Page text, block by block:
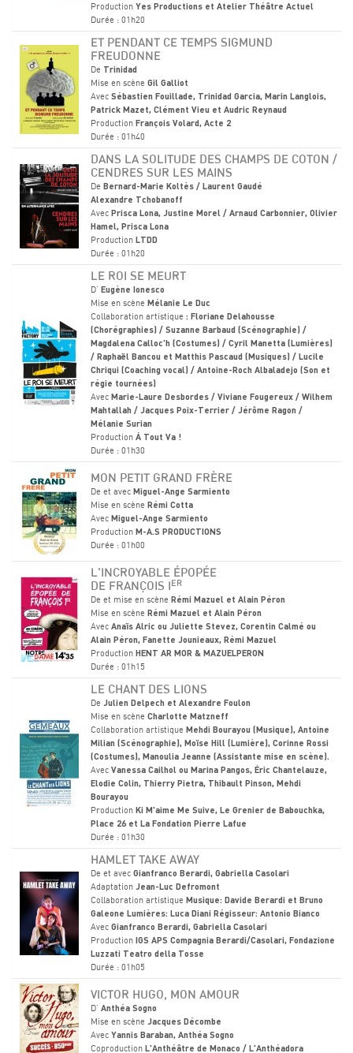
Production Yes Productions et Atelier Théâtre Actuel
Durée : 01h20
ET PENDANT CE TEMPS SIGMUND
FREUDONNE
De Trinidad
Mise en scène Gil Galliot
Avec Sébastien Fouillade, Trinidad Garcia, Marin Langlois,
Patrick Mazet, Clément Vieu et Audric Reynaud
Production François Volard, Acte 2
Durée : 01h40
DANS LA SOLITUDE DES CHAMPS DE COTON /
CENDRES SUR LES MAINS
De Bernard-Marie Koltès / Laurent Gaudé
Alexandre Tchobanoff
Avec Prisca Lona, Justine Morel / Arnaud Carbonnier, Olivier
Hamel, Prisca Lona
Production LTDD
Durée : 01h20
LE ROI SE MEURT
D' Eugène Ionesco
Mise en scène Mélanie Le Duc
Collaboration artistique : Floriane Delahousse
(Chorégraphies) / Suzanne Barbaud (Scénographie) /
Magdalena Calloc'h (Costumes) / Cyril Manetta (Lumières)
/ Raphaël Bancou et Matthis Pascaud (Musiques) / Lucile
Chriqui (Coaching vocal) / Antoine-Roch Albaladejo (Son et
régie tournées)
Avec Marie-Laure Desbordes / Viviane Fougereux / Wilhem
Mahtallah / Jacques Poix-Terrier / Jérôme Ragon /
Mélanie Surian
Production Á Tout Va !
Durée : 01h30
MON PETIT GRAND FRÈRE
De et avec Miguel-Ange Sarmiento
Mise en scène Rémi Cotta
Avec Miguel-Ange Sarmiento
Production M-A.S PRODUCTIONS
Durée : 01h00
L'INCROYABLE ÉPOPÉE
DE FRANÇOIS I
ER
De et mise en scène Rémi Mazuel et Alain Péron
Mise en scène Rémi Mazuel et Alain Péron
Avec Anaïs Alric ou Juliette Stevez, Corentin Calmé ou
Alain Péron, Fanette Jounieaux, Rémi Mazuel
Production HENT AR MOR & MAZUELPERON
Durée : 01h15
LE CHANT DES LIONS
De Julien Delpech et Alexandre Foulon
Mise en scène Charlotte Matzneff
Collaboration artistique Mehdi Bourayou (Musique), Antoine
Milian (Scénographie), Moïse Hill (Lumière), Corinne Rossi
(Costumes), Manoulia Jeanne (Assistante mise en scène).
Avec Vanessa Cailhol ou Marina Pangos, Éric Chantelauze,
Elodie Colin, Thierry Pietra, Thibault Pinson, Mehdi
Bourayou
Production Ki M'aime Me Suive, Le Grenier de Babouchka,
Place 26 et La Fondation Pierre Lafue
Durée : 01h30
HAMLET TAKE AWAY
De et avec Gianfranco Berardi, Gabriella Casolari
Adaptation Jean-Luc Defromont
Collaboration artistique Musique: Davide Berardi et Bruno
Galeone Lumières: Luca Diani Régisseur: Antonio Bianco
Avec Gianfranco Berardi, Gabriella Casolari
Production IGS APS Compagnia Berardi/Casolari, Fondazione
Luzzati Teatro della Tosse
Durée : 01h05
VICTOR HUGO, MON AMOUR
D' Anthéa Sogno
Mise en scène Jacques Décombe
Avec Yannis Baraban, Anthéa Sogno
Coproduction L'Anthéâtre de Monaco / L'Anthéadora